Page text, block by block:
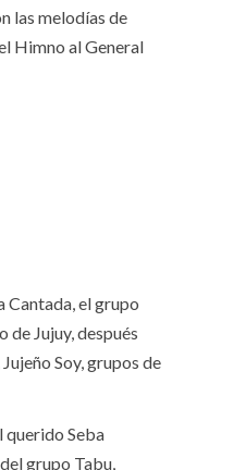
las melodías de
Himno al General
Cantada, el grupo
de Jujuy, después
Soy, grupos de
querido Seba
grupo Tabu,